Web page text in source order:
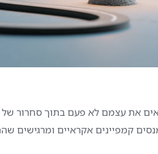
את עצמם לא פעם בתוך סחרור של
קמפיינים אקראיים ומרגישים